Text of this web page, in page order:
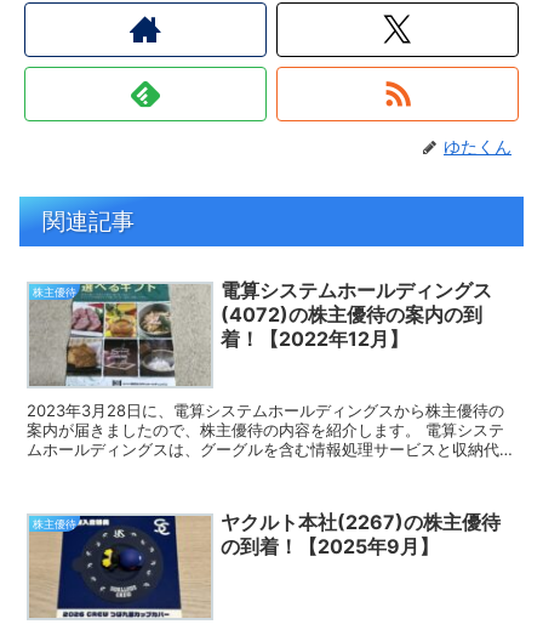
ゆたくん
関連記事
株主優待
電算システムホールディングス
(4072)の株主優待の案内の到
着！【2022年12月】
2023年3月28日に、電算システムホールディングスから株主優待の
案内が届きましたので、株主優待の内容を紹介します。 電算システ
ムホールディングスは、グーグルを含む情報処理サービスと収納代行
株主優待
ヤクルト本社(2267)の株主優待
の到着！【2025年9月】